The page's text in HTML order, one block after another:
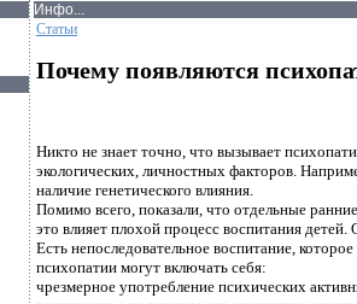
Инфо...
Статьи
Почему появляются
Никто не знает точно, что вызывает
экологических, личностных факторов.
наличие генетического влияния.
Помимо всего, показали, что отдельные
это влияет плохой процесс воспитания
Есть непоследовательное воспитание,
психопатии могут включать себя:
чрезмерное употребление психических